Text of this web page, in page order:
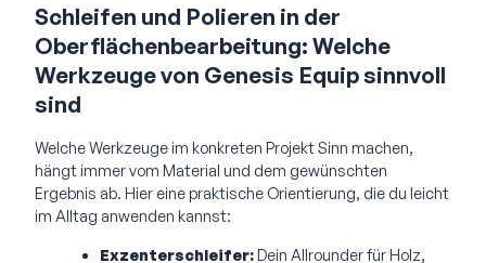
Schleifen und Polieren in der
Oberflächenbearbeitung: Welche
Werkzeuge von Genesis Equip sinnvoll
sind
Welche Werkzeuge im konkreten Projekt Sinn machen,
hängt immer vom Material und dem gewünschten
Ergebnis ab. Hier eine praktische Orientierung, die du leicht
im Alltag anwenden kannst:
Exzenterschleifer: Dein Allrounder für Holz,